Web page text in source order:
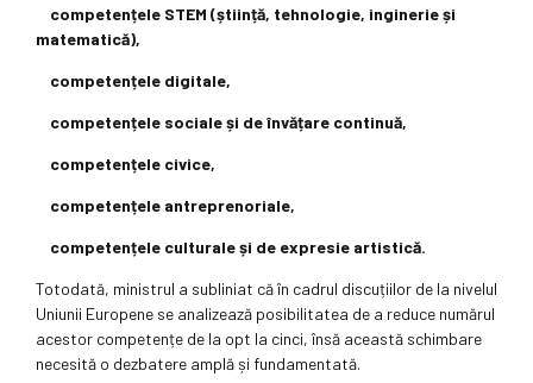
competențele STEM (știință, tehnologie, inginerie și
matematică),
competențele digitale,
competențele sociale și de învățare continuă,
competențele civice,
competențele antreprenoriale,
competențele culturale și de expresie artistică.
Totodată, ministrul a subliniat că în cadrul discuțiilor de la nivelul
Uniunii Europene se analizează posibilitatea de a reduce numărul
acestor competențe de la opt la cinci, însă această schimbare
necesită o dezbatere amplă și fundamentată.